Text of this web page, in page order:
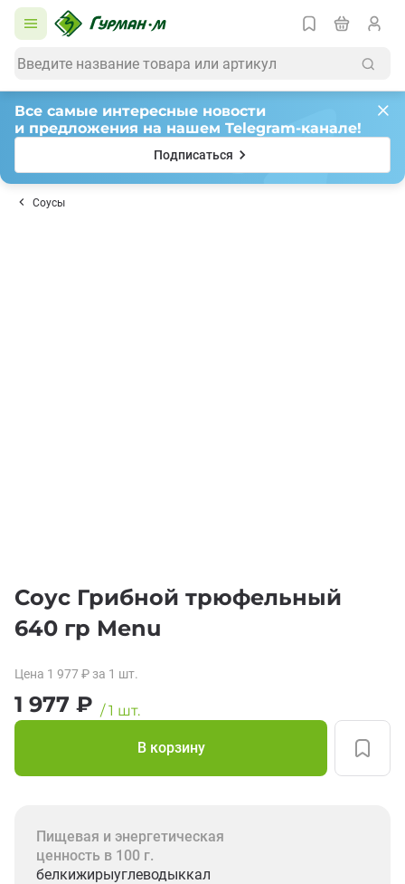
Все самые интересные новости
и предложения на нашем Telegram-канале!
Подписаться
Соусы
Соус Грибной трюфельный
640 гр Menu
Цена 1 977₽ за 1 шт.
1 977 ₽ /1 шт.
В корзину
Пищевая и энергетическая
ценность в 100 г.
белкижирыуглеводыккал